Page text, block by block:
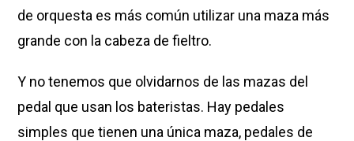
de orquesta es más común utilizar una maza más
grande con la cabeza de fieltro.
Y no tenemos que olvidarnos de las mazas del
pedal que usan los bateristas. Hay pedales
simples que tienen una única maza, pedales de